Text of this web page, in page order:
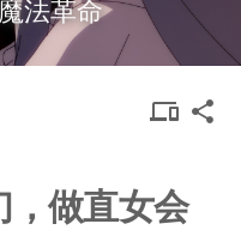
法革命
share
，做直女会